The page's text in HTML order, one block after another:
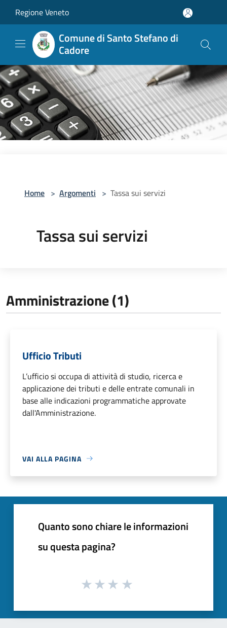
Regione Veneto
Comune di Santo Stefano di
Cadore
Home > Argomenti > Tassa sui servizi
Tassa sui servizi
Amministrazione (1)
Ufficio Tributi
L’ufficio si occupa di attività di studio, ricerca e
applicazione dei tributi e delle entrate comunali in
base alle indicazioni programmatiche approvate
dall'Amministrazione.
VAI ALLA PAGINA
Quanto sono chiare le informazioni
su questa pagina?